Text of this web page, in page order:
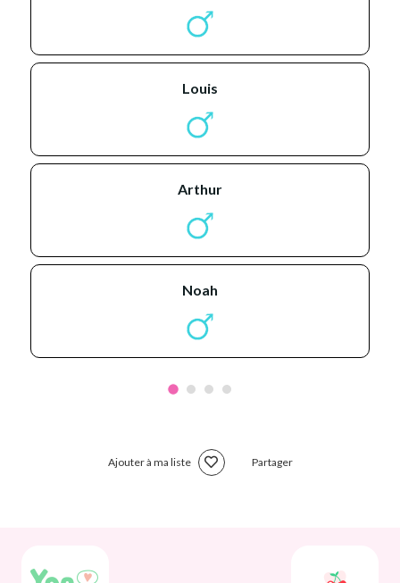
louis
arthur
noah
Ajouter à ma liste Partager